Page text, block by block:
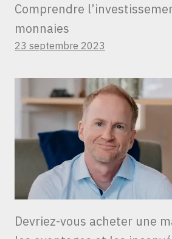
Comprendre
monnaies
23 septembre 2023
Devriez-vous acheter une